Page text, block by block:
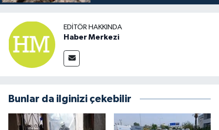
EDITÖR HAKKINDA
Haber Merkezi
Bunlar da ilginizi çekebilir